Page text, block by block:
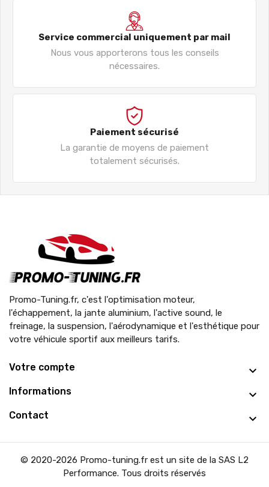
Service commercial uniquement par mail
Nous vous apporterons tous les conseils
nécessaires.
Paiement sécurisé
La garantie de moyens de paiement
totalement sécurisés.
Promo-Tuning.fr, c'est l'optimisation moteur,
l'échappement, la jante aluminium, l'active sound, le
freinage, la suspension, l'aérodynamique et l'esthétique pour
votre véhicule sportif aux meilleurs tarifs.
Votre compte
Informations
Contact
© 2020-2026 Promo-tuning.fr est un site de la SAS L2
Performance. Tous droits réservés